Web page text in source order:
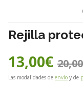
Rejilla
13,00€ 20,00
Las modalidades de envío y de